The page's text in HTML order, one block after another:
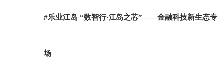
#乐业江岛 “数智行·江岛之芯”——金融科技新生态专
场